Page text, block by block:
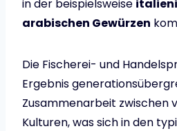
in der beispielsweise
arabischen Gewürzen
Die Fischerei- und
Ergebnis
Zusammenarbeit zwischen
Kulturen, was sich in den